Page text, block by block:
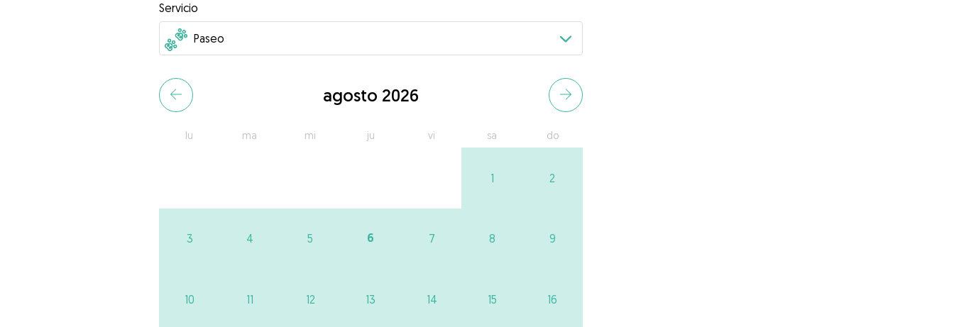
Servicio
agosto 2026
lu ma mi ju vi sa do
1 2
3 4 5 6 7 8 9
10 11 12 13 14 15 16